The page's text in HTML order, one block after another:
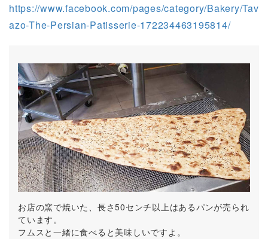
https://www.facebook.com/pages/category/Bakery/Tav
azo-The-Persian-Patisserie-172234463195814/
お店の窯で焼いた、長さ50センチ以上はあるパンが売られ
ています。
フムスと一緒に食べると美味しいですよ。